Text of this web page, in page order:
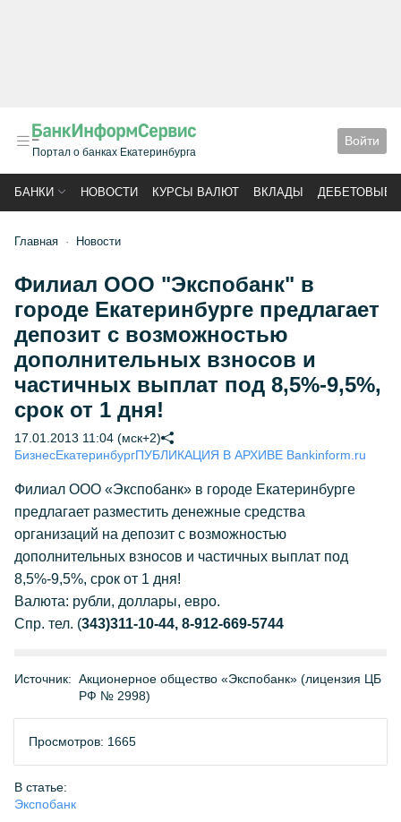
Портал о банках Екатеринбурга
Войти
БАНКИ НОВОСТИ КУРСЫ ВАЛЮТ ВКЛАДЫ ДЕБЕТОВЫЕ
Главная Новости
Филиал ООО "Экспобанк" в
городе Екатеринбурге предлагает
депозит с возможностью
дополнительных взносов и
частичных выплат под 8,5%-9,5%,
срок от 1 дня!
17.01.2013 11:04 (мск+2)
БизнесЕкатеринбургПУБЛИКАЦИЯ В АРХИВЕ Bankinform.ru
Филиал ООО «Экспобанк» в городе Екатеринбурге
предлагает разместить денежные средства
организаций на депозит с возможностью
дополнительных взносов и частичных выплат под
8,5%-9,5%, срок от 1 дня!
Валюта: рубли, доллары, евро.
Спр. тел. (343)311-10-44, 8-912-669-5744
Источник: Акционерное общество «Экспобанк» (лицензия ЦБ
РФ № 2998)
Просмотров: 1665
В статье:
Экспобанк